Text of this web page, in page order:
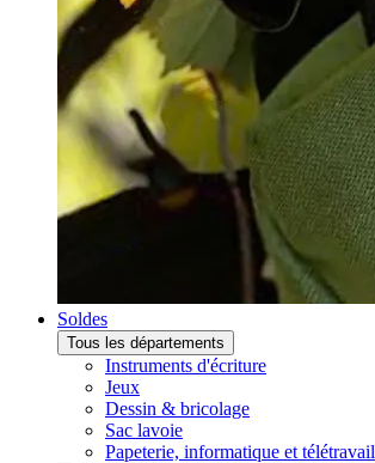
Soldes
Tous les départements
Instruments d'écriture
Jeux
Dessin & bricolage
Sac lavoie
Papeterie, informatique et télétravail